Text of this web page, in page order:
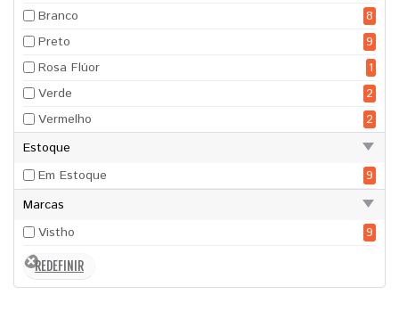
Branco
8
Preto
9
Rosa Flúor
1
Verde
2
Vermelho
2
Estoque
Em Estoque
9
Marcas
Vistho
9